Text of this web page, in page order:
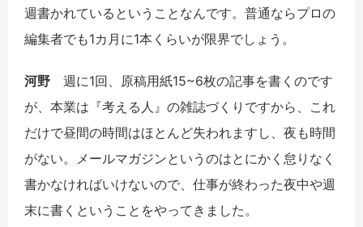
週書かれているということなんです。普通ならプロの
編集者でも1カ月に1本くらいが限界でしょう。
河野 週に1回、原稿用紙15~6枚の記事を書くのです
が、本業は『考える人』の雑誌づくりですから、これ
だけで昼間の時間はほとんど失われますし、夜も時間
がない。メールマガジンというのはとにかく怠りなく
書かなければいけないので、仕事が終わった夜中や週
末に書くということをやってきました。